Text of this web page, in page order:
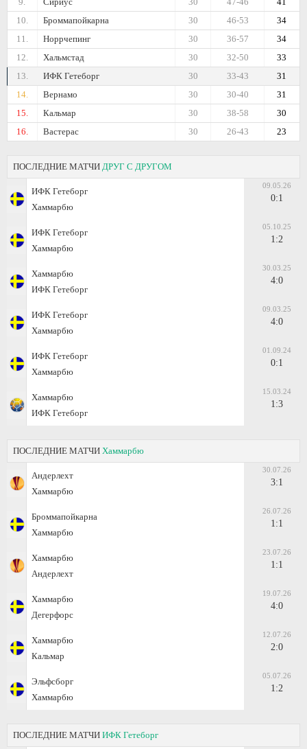
10.
Броммапойкарна 34
46-53
30
11.
Норрчепинг 34
36-57
30
12.
Хальмстад 33
32-50
30
13.
ИФК Гетеборг 31
33-43
30
14.
Вернамо 31
30-40
30
15.
Кальмар 30
38-58
30
16.
Вастерас 23
26-43
30
ПОСЛЕДНИЕ МАТЧИ ДРУГ С ДРУГОМ
ИФК Гетеборг
Хаммарбю
09.05.26
0:1
ИФК Гетеборг
Хаммарбю
05.10.25
1:2
Хаммарбю
ИФК Гетеборг
30.03.25
4:0
ИФК Гетеборг
Хаммарбю
09.03.25
4:0
ИФК Гетеборг
Хаммарбю
01.09.24
0:1
Хаммарбю
ИФК Гетеборг
15.03.24
1:3
ПОСЛЕДНИЕ МАТЧИ Хаммарбю
Андерлехт
Хаммарбю
30.07.26
3:1
Броммапойкарна
Хаммарбю
26.07.26
1:1
Хаммарбю
Андерлехт
23.07.26
1:1
Хаммарбю
Дегерфорс
19.07.26
4:0
Хаммарбю
Кальмар
12.07.26
2:0
Эльфсборг
Хаммарбю
05.07.26
1:2
ПОСЛЕДНИЕ МАТЧИ ИФК Гетеборг